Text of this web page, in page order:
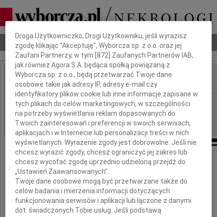
Nekrologi Odeszli Poradnik pogrzebowy
IMIĘ I NAZWISKO:
REGION: Warszawa
DATA EMISJI: 16.09.2009
Dbamy o Twoją prywatność
Droga Użytkowniczko, Drogi Użytkowniku, jeśli wyrazisz
zgodę klikając "Akceptuję", Wyborcza sp. z o.o. oraz jej
Zaufani Partnerzy, w tym [872 ] Zaufanych Partnerów IAB,
jak również Agora S.A. będąca spółką powiązaną z
Wyborcza sp. z o.o., będą przetwarzać Twoje dane
osobowe takie jak adresy IP, adresy e-mail czy
identyfikatory plików cookie lub inne informacje zapisane w
tych plikach do celów marketingowych, w szczególności
na potrzeby wyświetlania reklam dopasowanych do
Twoich zainteresowań i preferencji w swoich serwisach,
aplikacjach i w Internecie lub personalizacji treści w nich
wyświetlanych. Wyrażenie zgody jest dobrowolne. Jeśli nie
chcesz wyrazić zgody, chcesz ograniczyć jej zakres lub
chcesz wycofać zgodę uprzednio udzieloną przejdź do
„Ustawień Zaawansowanych”.
Twoje dane osobowe mogą być przetwarzane także do
celów badania i mierzenia informacji dotyczących
funkcjonowania serwisów i aplikacji lub łączone z danymi
dot. świadczonych Tobie usług. Jeśli podstawą